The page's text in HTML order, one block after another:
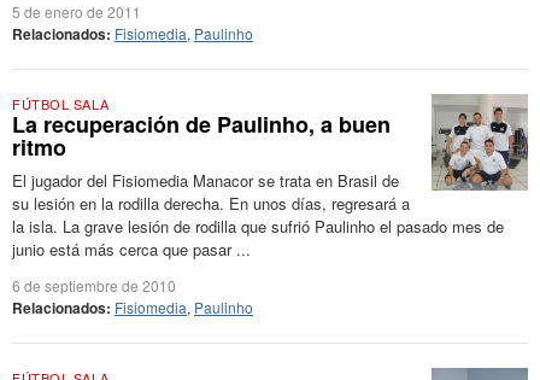
5 de enero de 2011
Relacionados: Fisiomedia, Paulinho
FÚTBOL SALA
La recuperación de Paulinho, a buen
ritmo
El jugador del Fisiomedia Manacor se trata en Brasil de
su lesión en la rodilla derecha. En unos días, regresará a
la isla. La grave lesión de rodilla que sufrió Paulinho el pasado mes de
junio está más cerca que pasar ...
6 de septiembre de 2010
Relacionados: Fisiomedia, Paulinho